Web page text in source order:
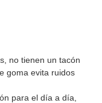
no tienen un tacón
goma evita ruidos
para el día a día,